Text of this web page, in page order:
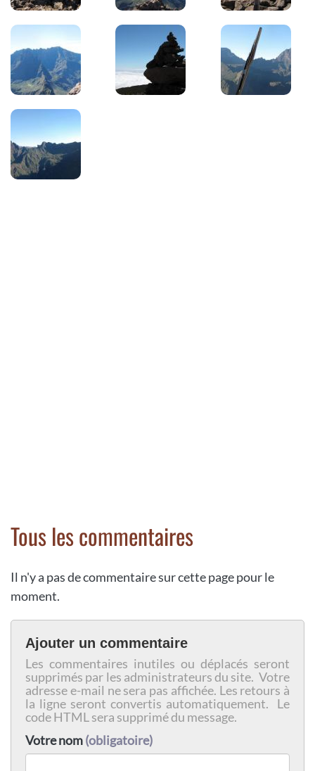
Tous les commentaires
Il n'y a pas de commentaire sur cette page pour le
moment.
Ajouter un commentaire
Les commentaires inutiles ou déplacés seront
supprimés par les administrateurs du site. Votre
adresse e-mail ne sera pas affichée. Les retours à
la ligne seront convertis automatiquement. Le
code HTML sera supprimé du message.
Votre nom(obligatoire)